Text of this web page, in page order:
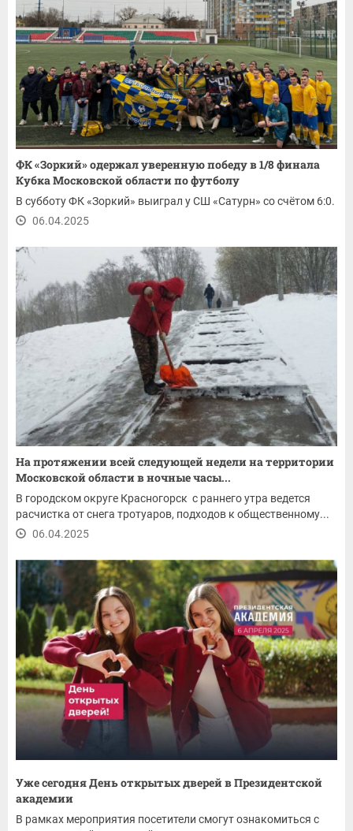
ФК «Зоркий» одержал уверенную победу в 1/8 финала
Кубка Московской области по футболу
В субботу ФК «Зоркий» выиграл у СШ «Сатурн» со счётом 6:0.
06.04.2025
На протяжении всей следующей недели на территории
Московской области в ночные часы...
В городском округе Красногорск с раннего утра ведется
расчистка от снега тротуаров, подходов к общественному...
06.04.2025
Уже сегодня День открытых дверей в Президентской
академии
В рамках мероприятия посетители смогут ознакомиться с